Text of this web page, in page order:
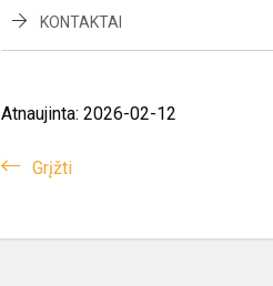
KONTAKTAI
Atnaujinta: 2026-02-12
Grįžti